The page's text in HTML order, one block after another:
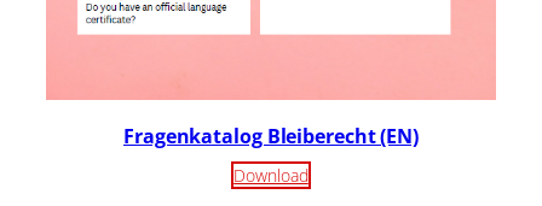
Fragenkatalog Bleiberecht (EN)
Download